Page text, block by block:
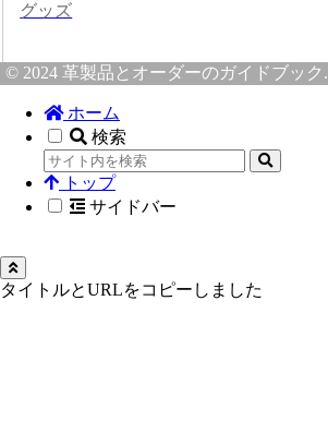
グッズ
© 2024 革製品とオーダーのガイドブック.
ホーム
検索
トップ
サイドバー
タイトルとURLをコピーしました